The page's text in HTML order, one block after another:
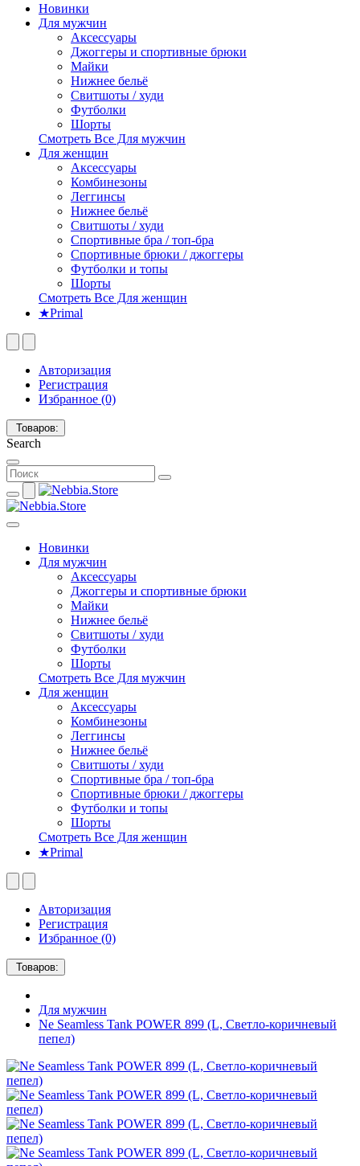
Новинки
Для мужчин
Аксессуары
Джоггеры и спортивные брюки
Майки
Нижнее бельё
Свитшоты / худи
Футболки
Шорты
Смотреть Все Для мужчин
Для женщин
Аксессуары
Комбинезоны
Леггинсы
Нижнее бельё
Свитшоты / худи
Спортивные бра / топ-бра
Спортивные брюки / джоггеры
Футболки и топы
Шорты
Смотреть Все Для женщин
★Primal
Авторизация
Регистрация
Избранное (0)
Товаров:
Search
Новинки
Для мужчин
Аксессуары
Джоггеры и спортивные брюки
Майки
Нижнее бельё
Свитшоты / худи
Футболки
Шорты
Смотреть Все Для мужчин
Для женщин
Аксессуары
Комбинезоны
Леггинсы
Нижнее бельё
Свитшоты / худи
Спортивные бра / топ-бра
Спортивные брюки / джоггеры
Футболки и топы
Шорты
Смотреть Все Для женщин
★Primal
Авторизация
Регистрация
Избранное (0)
Товаров:
Для мужчин
Ne Seamless Tank POWER 899 (L, Светло-коричневый
пепел)